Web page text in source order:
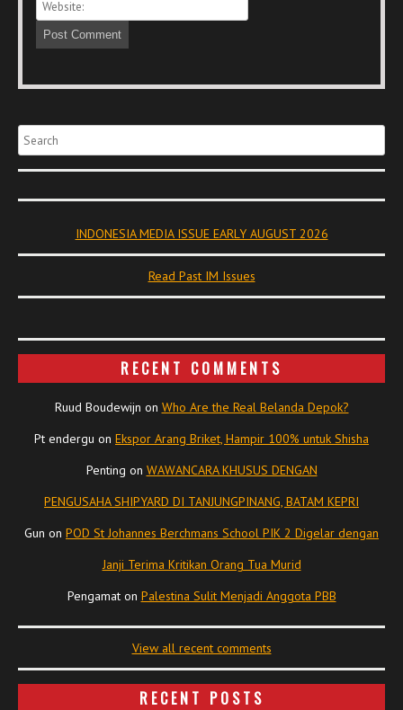
Search
INDONESIA MEDIA ISSUE EARLY AUGUST 2026
Read Past IM Issues
RECENT COMMENTS
Ruud Boudewijn on Who Are the Real Belanda Depok?
Pt endergu on Ekspor Arang Briket, Hampir 100% untuk Shisha
Penting on WAWANCARA KHUSUS DENGAN
PENGUSAHA SHIPYARD DI TANJUNGPINANG, BATAM KEPRI
Gun on POD St Johannes Berchmans School PIK 2 Digelar dengan
Janji Terima Kritikan Orang Tua Murid
Pengamaton Palestina Sulit Menjadi Anggota PBB
View all recent comments
RECENT POSTS